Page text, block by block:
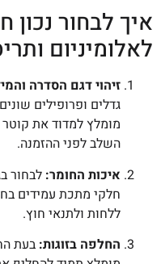
איך לבחור נכון
לאלומיניום
זיהוי דגם הסדרה
מומלץ למדוד את
השלב לפני ההזמנה.
איכות החומר: לבחור
חלקי מתכת עמידים
ללחות ולתנאי חוץ.
החלפה בזוגות: בעת